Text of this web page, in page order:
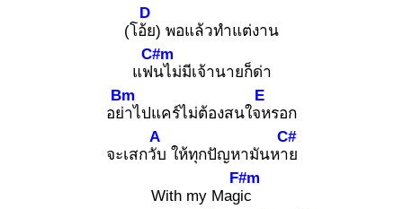
(โอ้ย
D
) พอแล้วทำแต่งาน
แฟน
C#m
ไม่มีเจ้านายก็ด่า
อย่า
Bm
ไปแคร์ไม่ต้องสนใจห
E
รอก
จะเสกวับ
A
ให้ทุกปัญหามันหาย
C#
With my Magic
F#m